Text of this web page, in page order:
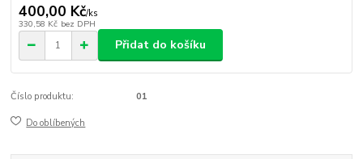
400,00 Kč/ks
330,58 Kč bez DPH
Přidat do košíku
Číslo produktu: 01
Do oblíbených